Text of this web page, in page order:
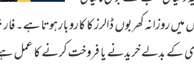
روزانہ کھربوں ڈالرز کا کاروبار ہوتا
کے بدلے خریدنے یا فروخت کرنے کا